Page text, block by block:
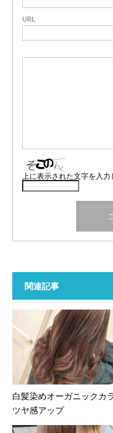
URL
上に表示された文字を入力
関連記事
白髪染めオーガニックカ
ツヤ感アップ